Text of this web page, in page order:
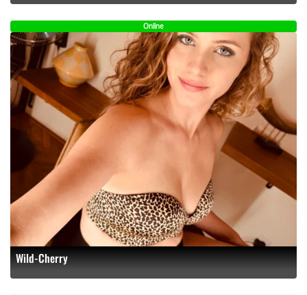
Online
Wild-Cherry